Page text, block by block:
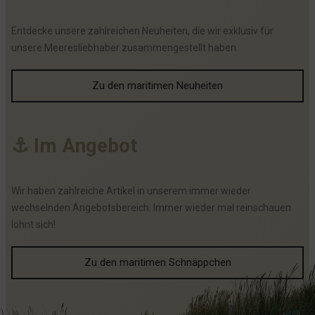
Entdecke unsere zahlreichen Neuheiten, die wir exklusiv für
unsere Meeresliebhaber zusammengestellt haben.
Zu den maritimen Neuheiten
⚓ Im Angebot
Wir haben zahlreiche Artikel in unserem immer wieder
wechselnden Angebotsbereich. Immer wieder mal reinschauen
lohnt sich!
Zu den maritimen Schnäppchen